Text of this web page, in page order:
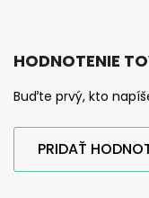
HODNOTENIE
Buďte prvý, kto
PRIDAŤ